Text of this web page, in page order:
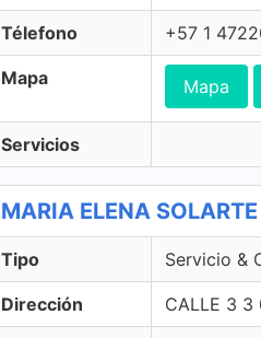
Télefono +57 1
Mapa Mapa
Servicios
MARIA ELENA
Tipo Servicio &
Dirección CALLE 3 3